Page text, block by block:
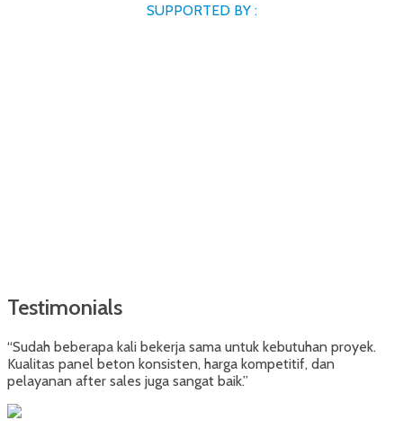
SUPPORTED BY :
Testimonials
“Sudah beberapa kali bekerja sama untuk kebutuhan proyek.
Kualitas panel beton konsisten, harga kompetitif, dan
pelayanan after sales juga sangat baik.”